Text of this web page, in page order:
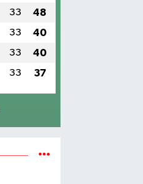
33 48
33 40
33 40
33 37